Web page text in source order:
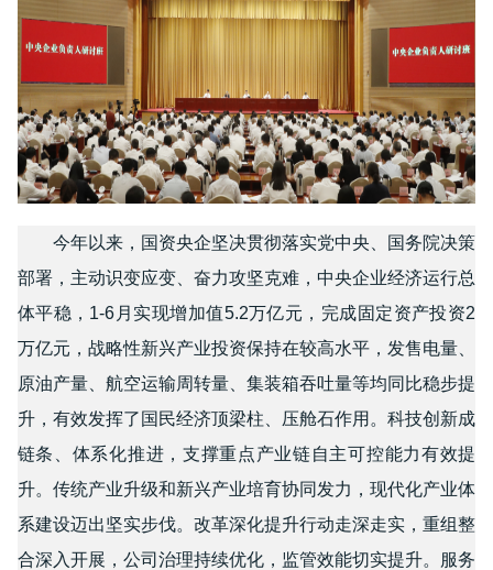
今年以来，国资央企坚决贯彻落实党中央、国务院决策
部署，主动识变应变、奋力攻坚克难，中央企业经济运行总
体平稳，1-6月实现增加值5.2万亿元，完成固定资产投资2
万亿元，战略性新兴产业投资保持在较高水平，发售电量、
原油产量、航空运输周转量、集装箱吞吐量等均同比稳步提
升，有效发挥了国民经济顶梁柱、压舱石作用。科技创新成
链条、体系化推进，支撑重点产业链自主可控能力有效提
升。传统产业升级和新兴产业培育协同发力，现代化产业体
系建设迈出坚实步伐。改革深化提升行动走深走实，重组整
合深入开展，公司治理持续优化，监管效能切实提升。服务